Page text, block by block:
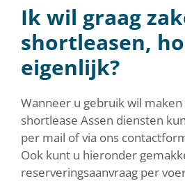
Ik wil graag
shortleasen,
eigenlijk?
Wanneer u gebruik wil maken
shortlease Assen diensten
per mail of via ons
Ook kunt u hieronder
reserveringsaanvraag per